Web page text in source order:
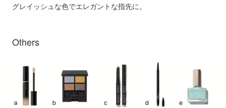
グレイッシュな色でエレガントな指先に。
Others